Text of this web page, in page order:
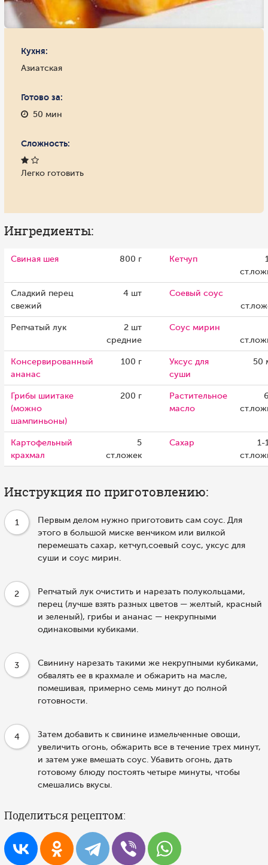
Кухня:
Азиатская
Готово за:
50 мин
Сложность:
Легко готовить
Ингредиенты:
Свиная шея 800 г Кетчуп
Сладкий перец
свежий
4 шт
Соевый соус
Репчатый лук
2 шт
средние
Соус мирин
Консервированный
ананас
100 г
Уксус для
суши
50
Грибы шиитаке
(можно
шампиньоны)
200 г
Растительное
масло
Картофельный
крахмал
5
ст.ложек
Сахар
1-
Инструкция по приготовлению:
1
Первым делом нужно приготовить сам соус. Для
этого в большой миске венчиком или вилкой
перемешать сахар, кетчуп,соевый соус, уксус для
суши и соус мирин.
2
Репчатый лук очистить и нарезать полукольцами,
перец (лучше взять разных цветов — желтый, красный
и зеленый), грибы и ананас — некрупными
одинаковыми кубиками.
3
Свинину нарезать такими же некрупными кубиками,
обвалять ее в крахмале и обжарить на масле,
помешивая, пример­но семь минут до полной
готовности.
4
Затем добавить к свинине измельченные овощи,
увеличить огонь, обжарить все в течение трех минут,
и затем уже вмешать соус. Убавить огонь, дать
готовому блюду постоять четыре минуты, чтобы
смешались вкусы.
Поделиться рецептом: